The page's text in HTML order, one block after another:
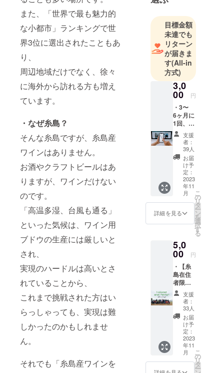
また、「世界で最も魅力的
な小都市」ランキングで世
界3位に選出されたこともあ
り、
周辺地域だけでなく、徐々
に海外から訪れる方も増え
ています。
・なぜ糸島？
そんな糸島ですが、糸島産
ワインはありません。
お酒やクラフトビールはあ
りますが、ワインだけない
のです。
「高温多湿、台風も通る」
といった気候は、ワイン用
ブドウの生産には厳しいと
され、
実現のハードルは高いとさ
れていることから、
これまで挑戦された方はい
らっしゃっても、実現は難
しかったのかもしれませ
ん。
それでも「糸島産ワインを
目標金額
未達でも
リターン
が届きま
す(All-in
方式)
3,0
00 円
・3〜
6ヶ月に
1回、プ
ロジェ
クトの
状況を
メール
でご報
告しま
（2024
年3月末
まで）
・HPに
ご支援
者様の
を記載
いたし
ます
（お名
前掲載
をご希
望され
ない方
は、備
考欄に
てお知
らせく
ださ
い）
支援
者：
39人
お届
け予
定：
2023
年11
月
詳細を見る
こ
の
リ
タ
ー
ン
を
選
択
す
る
5,0
00 円
・【糸
島在住
者限
定】会
員で
す。 ・
現地参
加型イ
ベント
に参加
いただ
けるよ
う、糸
島枠を
支援
者：
33人
お届
け予
定：
2023
年11
月
こ
の
リ
タ
ー